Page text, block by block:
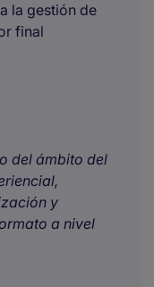
la gestión de
final
del ámbito del
y
a nivel